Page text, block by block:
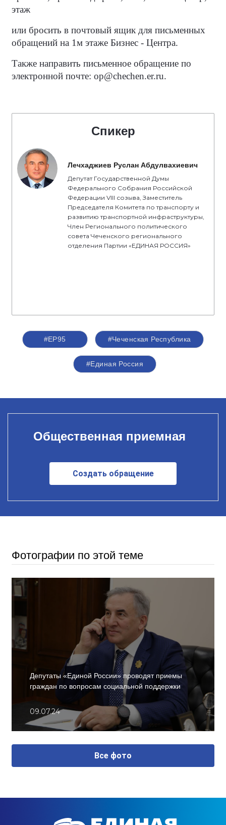
этаж
или бросить в почтовый ящик для письменных
обращений на 1м этаже Бизнес - Центра.
Также направить письменное обращение по
электронной почте: op@chechen.er.ru.
Спикер
Лечхаджиев Руслан Абдулвахиевич
Депутат Государственной Думы
Федерального Собрания Российской
Федерации VIII созыва, Заместитель
Председателя Комитета по транспорту и
развитию транспортной инфраструктуры,
Член Регионального политического
совета Чеченского регионального
отделения Партии «ЕДИНАЯ РОССИЯ»
#ЕР95 #Чеченская Республика
#Единая Россия
Общественная приемная
Создать обращение
Фотографии по этой теме
Депутаты «Единой России» проводят приемы
граждан по вопросам социальной поддержки
09.07.24
Все фото